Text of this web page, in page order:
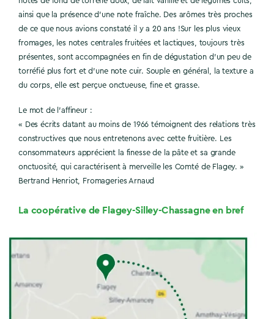
ainsi que la présence d’une note fraîche. Des arômes très proches
de ce que nous avions constaté il y a 20 ans !Sur les plus vieux
fromages, les notes centrales fruitées et lactiques, toujours très
présentes, sont accompagnées en fin de dégustation d’un peu de
torréfié plus fort et d’une note cuir. Souple en général, la texture a
du corps, elle est perçue onctueuse, fine et grasse.
Le mot de l’affineur :
« Des écrits datant au moins de 1966 témoignent des relations très
constructives que nous entretenons avec cette fruitière. Les
consommateurs apprécient la finesse de la pâte et sa grande
onctuosité, qui caractérisent à merveille les Comté de Flagey. »
Bertrand Henriot, Fromageries Arnaud
La coopérative de Flagey-Silley-Chassagne en bref